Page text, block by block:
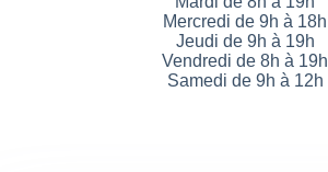
Mercredi de 9h à 18h
Jeudi de 9h à 19h
Vendredi de 8h à 19h
Samedi de 9h à 12h